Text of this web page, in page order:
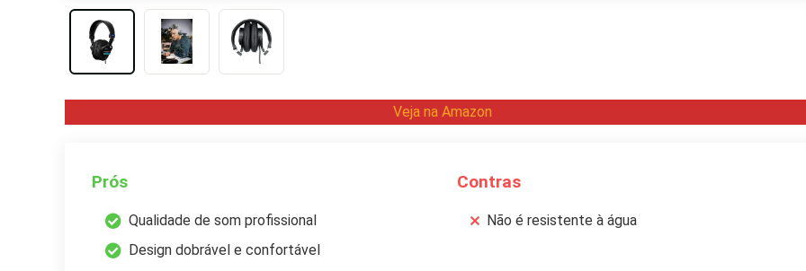
Veja na Amazon
Prós
Qualidade de som profissional
Design dobrável e confortável
Contras
Não é resistente à água